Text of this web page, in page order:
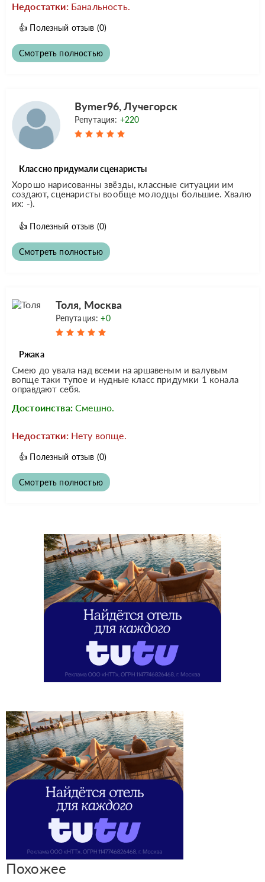
Недостатки: Банальность.
👍 Полезный отзыв (0)
Смотреть полностью
Bymer96, Лучегорск
Репутация: +220
Классно придумали сценаристы
Хорошо нарисованны звёзды, классные ситуации им
создают, сценаристы вообще молодцы большие. Хвалю
их: -).
👍 Полезный отзыв (0)
Смотреть полностью
Толя, Москва
Репутация:+0
Ржака
Смею до увала над всеми на аршавеным и валувым
вопще таки тупое и нудные класс придумки 1 конала
оправдают себя.
Достоинства: Смешно.
Недостатки: Нету вопще.
👍 Полезный отзыв (0)
Смотреть полностью
Похожее